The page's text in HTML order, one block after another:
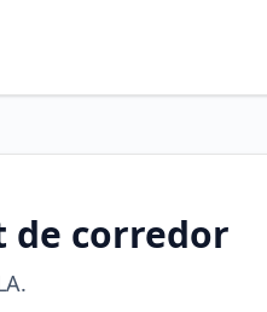
de corredor